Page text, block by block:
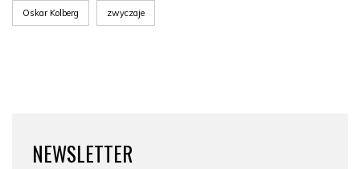
Oskar Kolberg zwyczaje
NEWSLETTER